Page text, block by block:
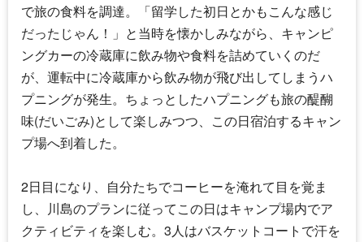
で旅の食料を調達。「留学した初日とかもこんな感じ
だったじゃん！」と当時を懐かしみながら、キャンピ
ングカーの冷蔵庫に飲み物や食料を詰めていくのだ
が、運転中に冷蔵庫から飲み物が飛び出してしまうハ
プニングが発生。ちょっとしたハプニングも旅の醍醐
味(だいごみ)として楽しみつつ、この日宿泊するキャン
プ場へ到着した。
2日目になり、自分たちでコーヒーを淹れて目を覚ま
し、川島のプランに従ってこの日はキャンプ場内でア
クティビティを楽しむ。3人はバスケットコートで汗を